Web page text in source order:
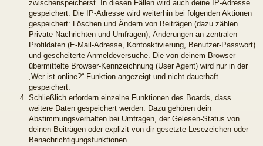
zwischenspeicherst. In diesen Fällen wird auch deine IP-Adresse
gespeichert. Die IP-Adresse wird weiterhin bei folgenden Aktionen
gespeichert: Löschen und Ändern von Beiträgen (dazu zählen
Private Nachrichten und Umfragen), Änderungen an zentralen
Profildaten (E-Mail-Adresse, Kontoaktivierung, Benutzer-Passwort)
und gescheiterte Anmeldeversuche. Die von deinem Browser
übermittelte Browser-Kennzeichnung (User Agent) wird nur in der
„Wer ist online?“-Funktion angezeigt und nicht dauerhaft
gespeichert.
Schließlich erfordern einzelne Funktionen des Boards, dass
weitere Daten gespeichert werden. Dazu gehören dein
Abstimmungsverhalten bei Umfragen, der Gelesen-Status von
deinen Beiträgen oder explizit von dir gesetzte Lesezeichen oder
Benachrichtigungsfunktionen.